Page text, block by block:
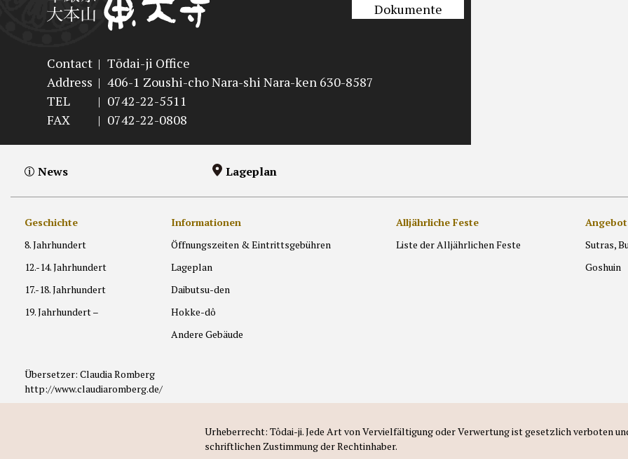
Contact | Tōdai-ji Office
Address | 406-1 Zoushi-cho Nara-shi Nara-ken 630-8587
TEL
| 0742-22-5511
FAX
| 0742-22-0808
Dokumente
News Lageplan
Geschichte
8. Jahrhundert
12.-14. Jahrhundert
17.-18. Jahrhundert
19. Jahrhundert –
Informationen
Öffnungszeiten & Eintrittsgebühren
Lageplan
Daibutsu-den
Hokke-dô
Andere Gebäude
Alljährliche Feste
Liste der Alljährlichen Feste
Sutras,
Goshuin
Übersetzer: Claudia Romberg
http://www.claudiaromberg.de/
Urheberrecht: Tôdai-ji. Jede Art von Vervielfältigung oder Verwertung ist gesetzlich verboten
schriftlichen Zustimmung der Rechtinhaber.